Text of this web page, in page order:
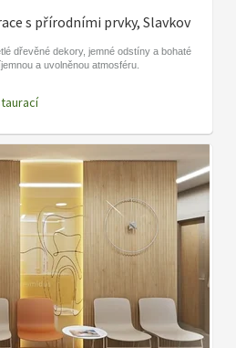
s přírodními prvky, Slavkov
dřevěné dekory, jemné odstíny a bohaté
a uvolněnou atmosféru.